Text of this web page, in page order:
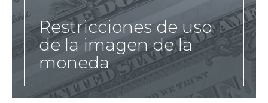
Restricciones de uso
de la imagen de la
moneda